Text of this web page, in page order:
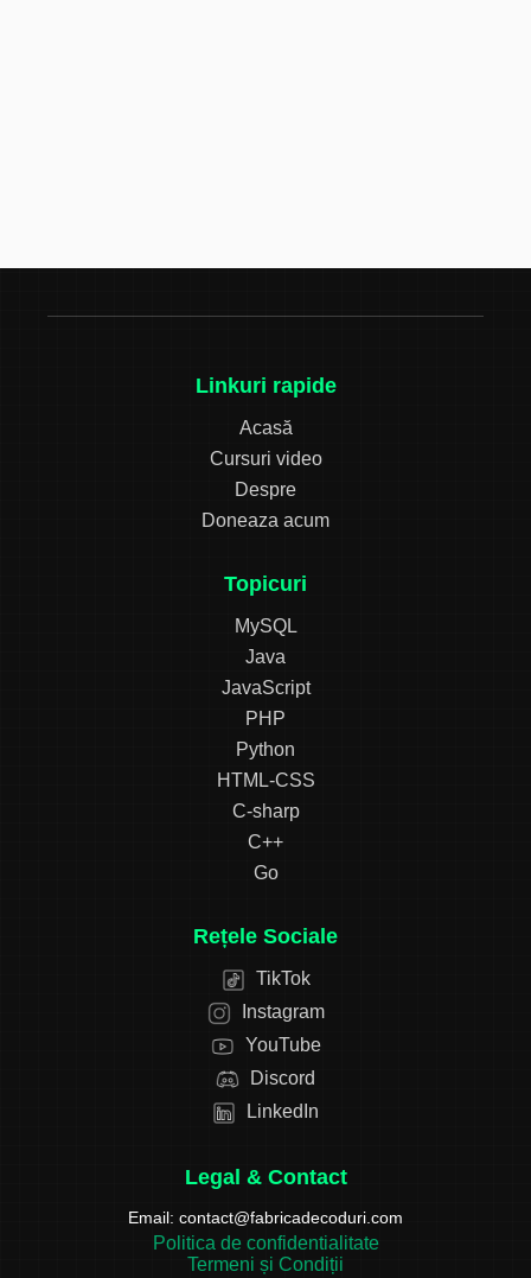
Linkuri rapide
Acasă
Cursuri video
Despre
Doneaza acum
Topicuri
MySQL
Java
JavaScript
PHP
Python
HTML-CSS
C-sharp
C++
Go
Rețele Sociale
TikTok
Instagram
YouTube
Discord
LinkedIn
Legal & Contact
Email: contact@fabricadecoduri.com
Politica de confidentialitate
Termeni și Condiții